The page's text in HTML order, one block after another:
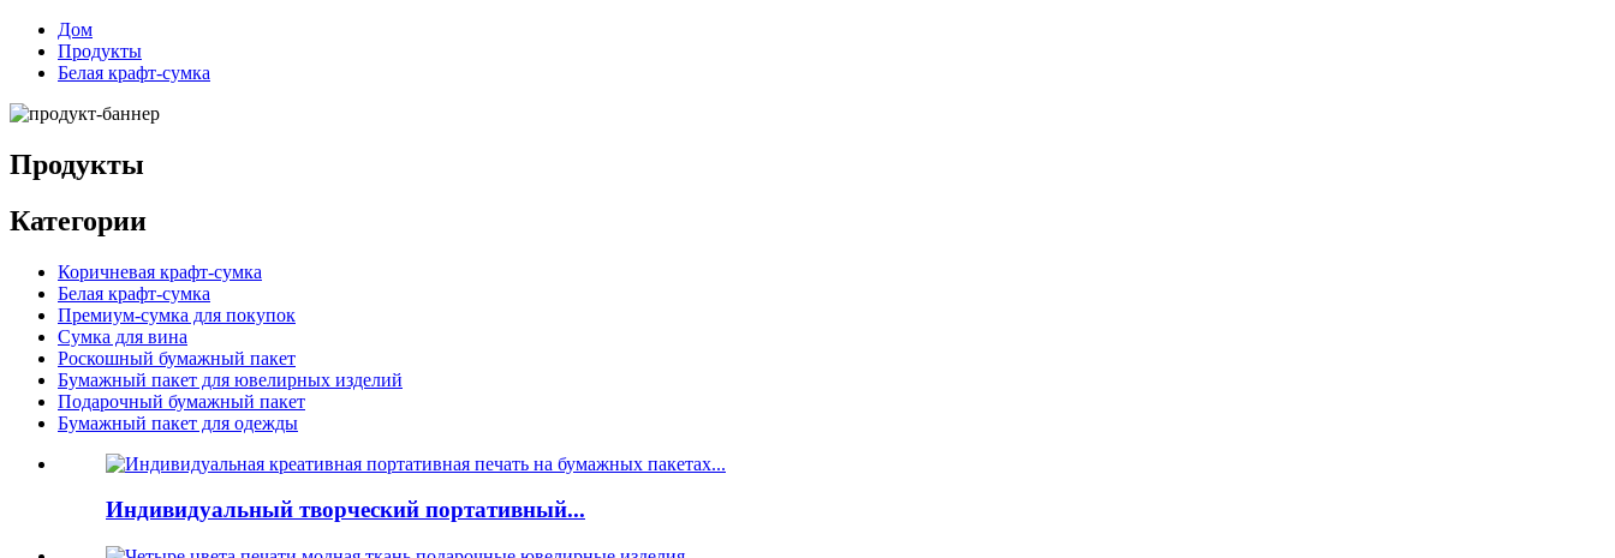
Дом
Продукты
Белая крафт-сумка
Продукты
Категории
Коричневая крафт-сумка
Белая крафт-сумка
Премиум-сумка для покупок
Сумка для вина
Роскошный бумажный пакет
Бумажный пакет для ювелирных изделий
Подарочный бумажный пакет
Бумажный пакет для одежды
Индивидуальный творческий портативный...